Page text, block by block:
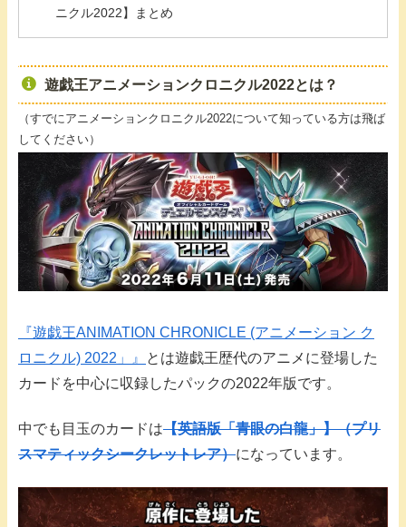
ニクル2022】まとめ
遊戯王アニメーションクロニクル2022とは？
（すでにアニメーションクロニクル2022について知っている方は飛ば
してください）
『遊戯王ANIMATION CHRONICLE (アニメーション ク
ロニクル) 2022」』
とは遊戯王歴代のアニメに登場した
カードを中心に収録したパックの2022年版です。
中でも目玉のカードは【英語版「青眼の白龍」】（プリ
スマティックシークレットレア）になっています。